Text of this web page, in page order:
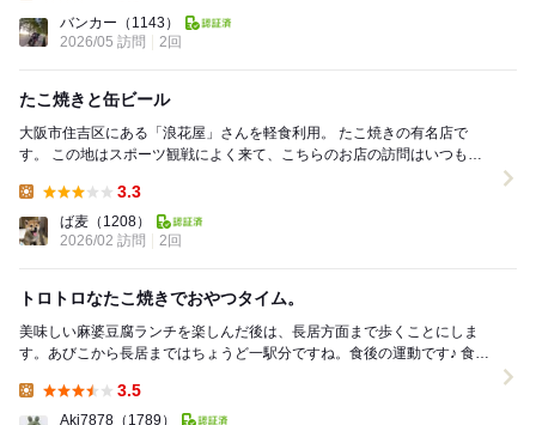
バンカー （1143）
2026/05 訪問
2回
たこ焼きと缶ビール
大阪市住吉区にある「浪花屋」さんを軽食利用。 たこ焼きの有名店で
す。 この地はスポーツ観戦によく来て、こちらのお店の訪問はいつも狙
3.3
ば麦 （1208）
2026/02 訪問
2回
トロトロなたこ焼きでおやつタイム。
美味しい麻婆豆腐ランチを楽しんだ後は、長居方面まで歩くことにしま
す。あびこから長居まではちょうど一駅分ですね。食後の運動です♪ 食後
3.5
Aki7878 （1789）